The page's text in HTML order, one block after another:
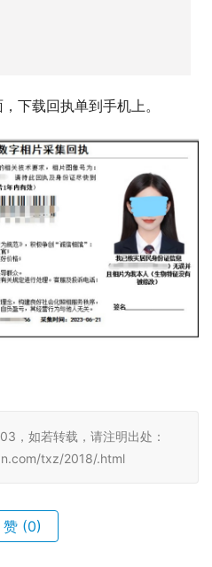
，下载回执单到手机上。
，如若转载，请注明出处：
txz/2018/.html
赞 (0)